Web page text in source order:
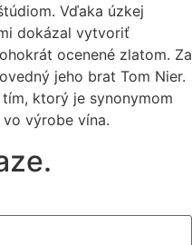
Vďaka úzkej
dokázal vytvoriť
ocenené zlatom. Za
jeho brat Tom Nier.
ktorý je synonymom
výrobe vína.